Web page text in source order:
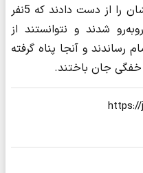
17ساله و 2پسر 10 و 18ساله جانشان را از دست دادند که 5نفر
شدند و نتوانستند از
رساندند و آنجا پناه گرفته
خفگی جان باختند.